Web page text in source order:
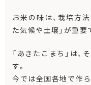
お米の味は、栽培方法
た気候や土壌」が重要
「あきたこまち」は
す。
今では全国各地で作ら